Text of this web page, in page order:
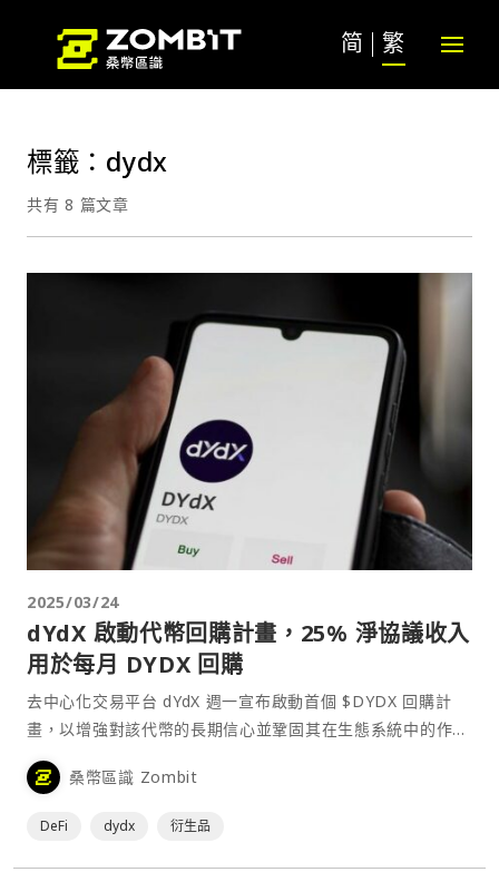
简 繁
標籤：dydx
共有 8 篇文章
2025/03/24
dYdX 啟動代幣回購計畫，25% 淨協議收入
用於每月 DYDX 回購
去中心化交易平台 dYdX 週一宣布啟動首個 $DYDX 回購計
畫，以增強對該代幣的長期信心並鞏固其在生態系統中的作
用。從今天開始，dYdX 淨協議收入的 25% 將分配到每月回
購，系統地從公開市場收購 $DYDX 並進行質押，以增強網路
桑幣區識 Zombit
DeFi dydx 衍生品